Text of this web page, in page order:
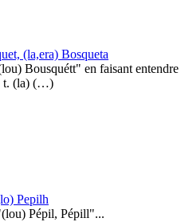
(la,era) Bosqueta
Bousquétt" en faisant entendre
t. (la) (…)
Pepilh
Pépil, Pépill"...